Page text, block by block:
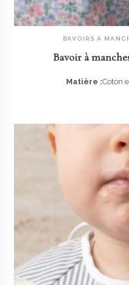
BAVOIRS À
Bavoir à
Matière :Coton